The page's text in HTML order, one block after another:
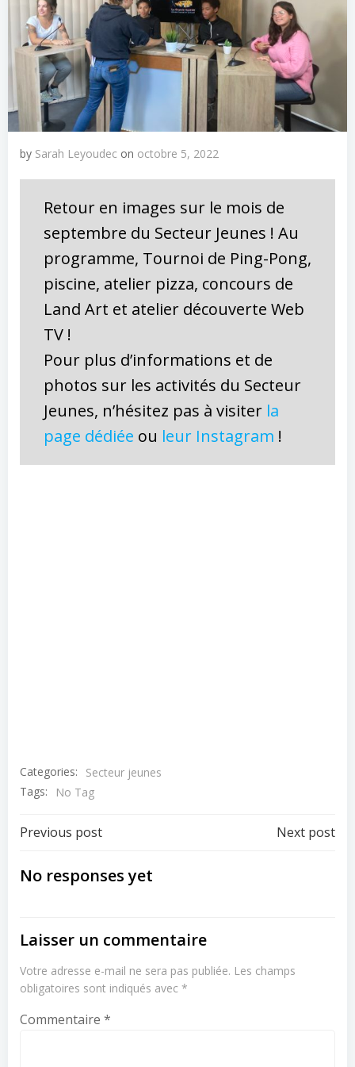
by Sarah Leyoudec on octobre 5, 2022
Retour en images sur le mois de
septembre du Secteur Jeunes ! Au
programme, Tournoi de Ping-Pong,
piscine, atelier pizza, concours de
Land Art et atelier découverte Web
TV !
Pour plus d’informations et de
photos sur les activités du Secteur
Jeunes, n’hésitez pas à visiter la
page dédiée ou leur Instagram !
Categories:
Secteur jeunes
Tags:
No Tag
Post
navigation
Previous post Next post
No responses yet
Laisser un commentaire
Votre adresse e-mail ne sera pas publiée. Les champs
obligatoires sont indiqués avec *
Commentaire *